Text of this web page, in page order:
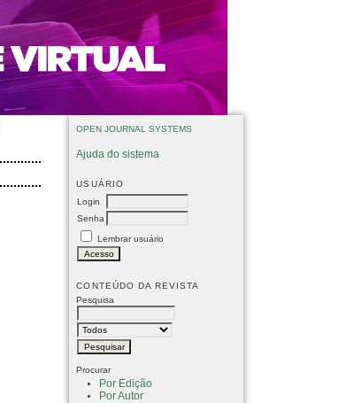
OPEN JOURNAL SYSTEMS
Ajuda do sistema
USUÁRIO
Login
Senha
Lembrar usuário
CONTEÚDO DA REVISTA
Pesquisa
Procurar
Por Edição
Por Autor